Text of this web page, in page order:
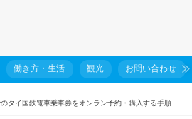
働き方・生活 観光 お問い合わせ
タイ国鉄電車乗車券をオンラン予約・購入する手順